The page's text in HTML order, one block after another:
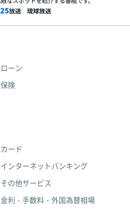
ローン
保険
カード
インターネットバンキング
その他サービス
金利・手数料・外国為替相場